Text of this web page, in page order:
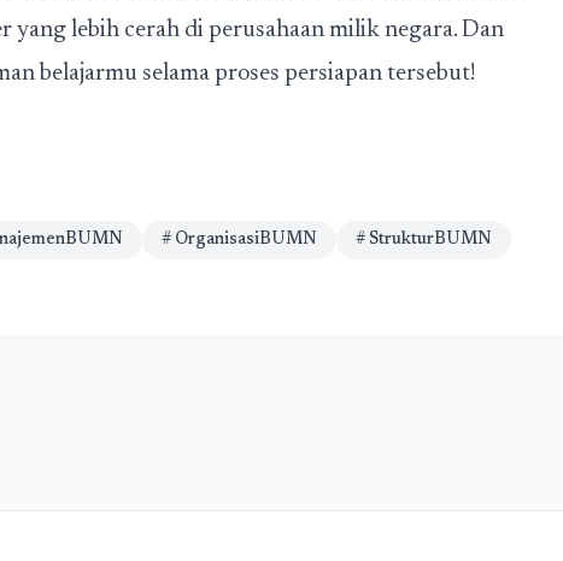
yang lebih cerah di perusahaan milik negara. Dan
belajarmu selama proses persiapan tersebut!
# OrganisasiBUMN # StrukturBUMN